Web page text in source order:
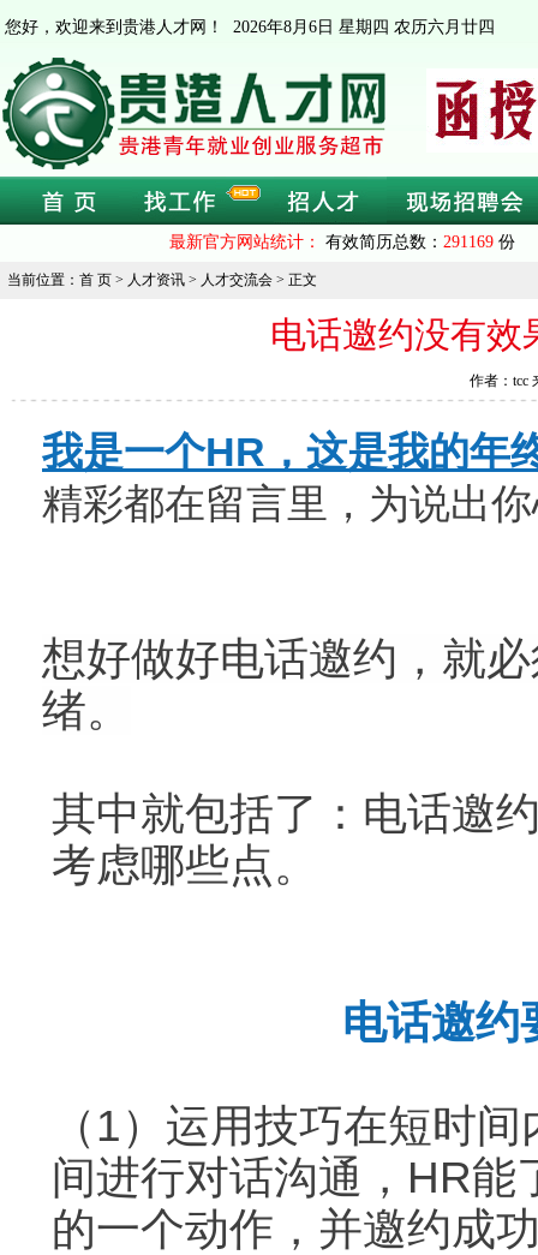
您好，欢迎来到贵港人才网！ 2026年8月6日 星期四 农历六月廿四
最新官方网站统计： 有效简历总数： 291169 份
当前位置：首 页 > 人才资讯 > 人才交流会 > 正文
电话邀约没有效
作者：tcc
我是一个HR，这是我的年
精彩都在留言里，为说出
想好做好电话邀约，就
绪。
其中就包括了：电话邀
考虑哪些点。
电话邀约
（1）运用技巧在短时
间进行对话沟通，HR能
的一个动作，并邀约成